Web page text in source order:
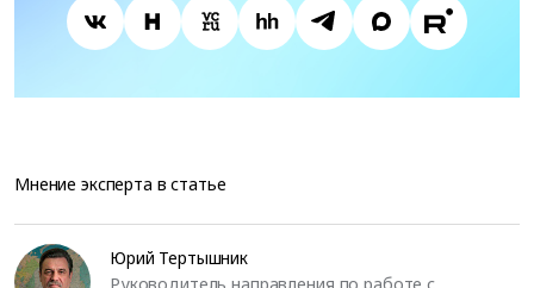
Мнение эксперта в статье
Юрий Тертышник
Руководитель направления по работе с